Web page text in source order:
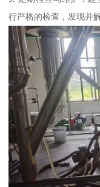
行严格的检查，发现并